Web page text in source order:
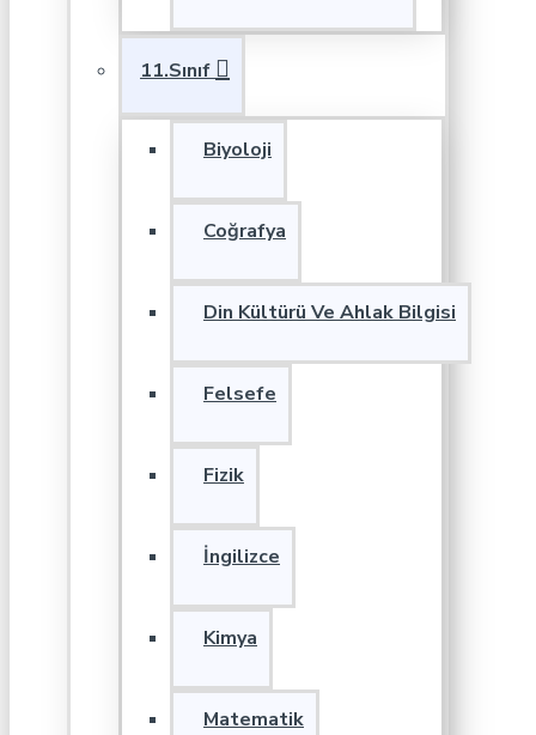
11.Sınıf
Biyoloji
Coğrafya
Din Kültürü Ve Ahlak Bilgisi
Felsefe
Fizik
İngilizce
Kimya
Matematik